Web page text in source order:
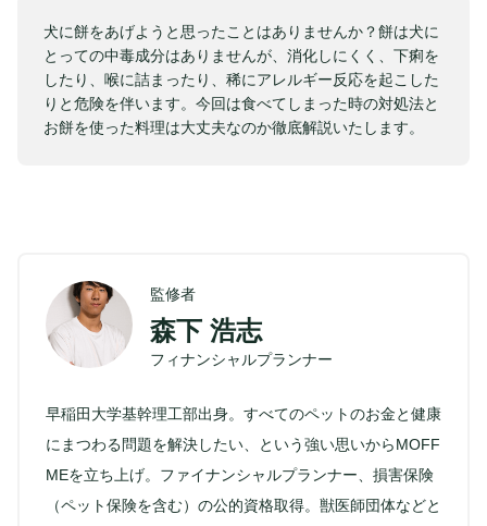
犬に餅をあげようと思ったことはありませんか？餅は犬に
とっての中毒成分はありませんが、消化しにくく、下痢を
したり、喉に詰まったり、稀にアレルギー反応を起こした
りと危険を伴います。今回は食べてしまった時の対処法と
お餅を使った料理は大丈夫なのか徹底解説いたします。
監修者
森下 浩志
フィナンシャルプランナー
早稲田大学基幹理工部出身。すべてのペットのお金と健康
にまつわる問題を解決したい、という強い思いからMOFF
MEを立ち上げ。ファイナンシャルプランナー、損害保険
（ペット保険を含む）の公的資格取得。獣医師団体などと